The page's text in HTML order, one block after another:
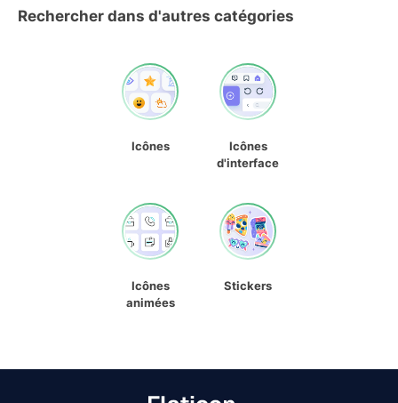
Rechercher dans d'autres catégories
Icônes
Icônes
d'interface
Icônes
animées
Stickers